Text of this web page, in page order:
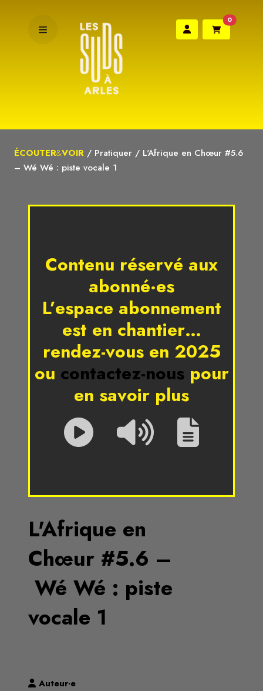
0
ÉCOUTER&VOIR / Pratiquer / L'Afrique en Chœur #5.6
– Wé Wé : piste vocale 1
Contenu réservé aux
abonné·es
L’espace abonnement
est en chantier…
rendez-vous en 2025
ou contactez-nouspour
en savoir plus
L'Afrique en
Chœur #5.6 –
Wé Wé : piste
vocale 1
Auteur·e